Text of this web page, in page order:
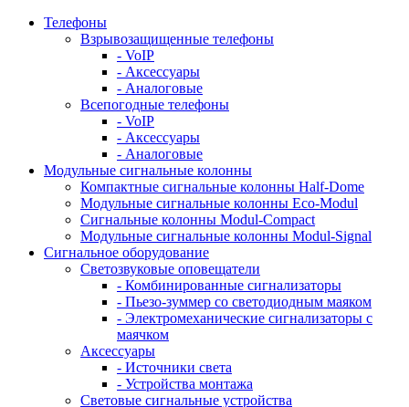
Телефоны
Взрывозащищенные телефоны
- VoIP
- Аксессуары
- Аналоговые
Всепогодные телефоны
- VoIP
- Аксессуары
- Аналоговые
Модульные сигнальные колонны
Компактные сигнальные колонны Half-Dome
Модульные сигнальные колонны Eco-Modul
Сигнальные колонны Modul-Compact
Модульные сигнальные колонны Modul-Signal
Сигнальное оборудование
Светозвуковые оповещатели
- Комбинированные сигнализаторы
- Пьезо-зуммер со светодиодным маяком
- Электромеханические сигнализаторы с
маячком
Аксессуары
- Источники света
- Устройства монтажа
Световые сигнальные устройства